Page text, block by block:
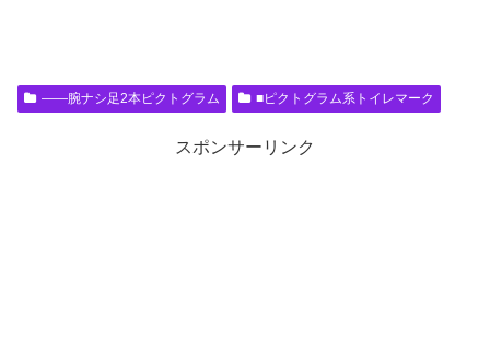
――腕ナシ足2本ピクトグラム ■ピクトグラム系トイレマーク
スポンサーリンク